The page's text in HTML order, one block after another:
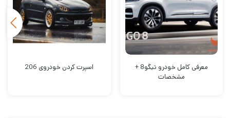
معرفی کامل خودرو تیگو8 +
مشخصات
اسپرت کردن خودروی 206